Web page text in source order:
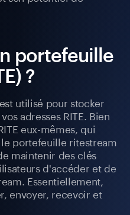
portefeuille
?
utilisé pour stocker
adresses RITE. Bien
eux-mêmes, qui
portefeuille ritestream
maintenir des clés
d'accéder et de
Essentiellement,
envoyer, recevoir et